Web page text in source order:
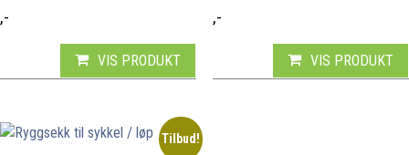
,-
VIS PRODUKT
,-
VIS PRODUKT
Tilbud!